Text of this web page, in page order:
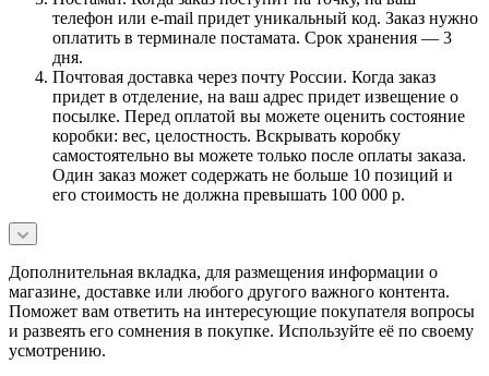
телефон или e-mail придет уникальный код. Заказ нужно
оплатить в терминале постамата. Срок хранения — 3
дня.
Почтовая доставка через почту России. Когда заказ
придет в отделение, на ваш адрес придет извещение о
посылке. Перед оплатой вы можете оценить состояние
коробки: вес, целостность. Вскрывать коробку
самостоятельно вы можете только после оплаты заказа.
Один заказ может содержать не больше 10 позиций и
его стоимость не должна превышать 100 000 р.
Дополнительная вкладка, для размещения информации о
магазине, доставке или любого другого важного контента.
Поможет вам ответить на интересующие покупателя вопросы
и развеять его сомнения в покупке. Используйте её по своему
усмотрению.